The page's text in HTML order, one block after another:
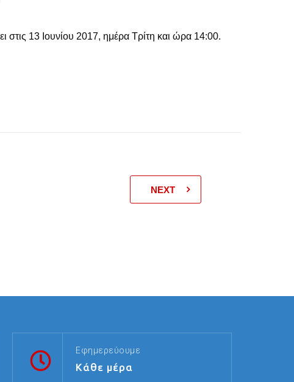
στις 13 Ιουνίου 2017, ημέρα Τρίτη και ώρα 14:00.
NEXT
Εφημερεύουμε
Κάθε μέρα